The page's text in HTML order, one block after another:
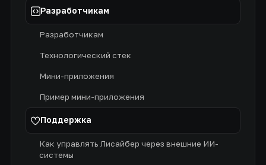
Разработчикам
Разработчикам
Технологический стек
Мини-приложения
Пример мини-приложения
Поддержка
Как управлять Лисайбер через внешние ИИ-
системы